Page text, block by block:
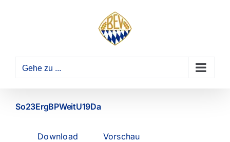
Gehe zu ...
So23ErgBPWeitU19Da
Download Vorschau